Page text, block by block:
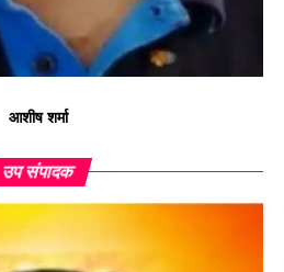
आशीष शर्मा
उप संपादक